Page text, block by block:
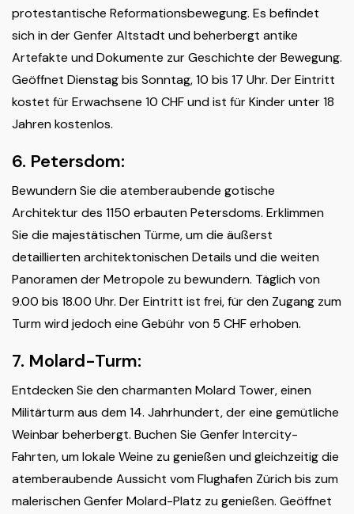
protestantische Reformationsbewegung. Es befindet
sich in der Genfer Altstadt und beherbergt antike
Artefakte und Dokumente zur Geschichte der Bewegung.
Geöffnet Dienstag bis Sonntag, 10 bis 17 Uhr. Der Eintritt
kostet für Erwachsene 10 CHF und ist für Kinder unter 18
Jahren kostenlos.
6. Petersdom:
Bewundern Sie die atemberaubende gotische
Architektur des 1150 erbauten Petersdoms. Erklimmen
Sie die majestätischen Türme, um die äußerst
detaillierten architektonischen Details und die weiten
Panoramen der Metropole zu bewundern. Täglich von
9.00 bis 18.00 Uhr. Der Eintritt ist frei, für den Zugang zum
Turm wird jedoch eine Gebühr von 5 CHF erhoben.
7. Molard-Turm:
Entdecken Sie den charmanten Molard Tower, einen
Militärturm aus dem 14. Jahrhundert, der eine gemütliche
Weinbar beherbergt. Buchen Sie Genfer Intercity-
Fahrten, um lokale Weine zu genießen und gleichzeitig die
atemberaubende Aussicht vom Flughafen Zürich bis zum
malerischen Genfer Molard-Platz zu genießen. Geöffnet